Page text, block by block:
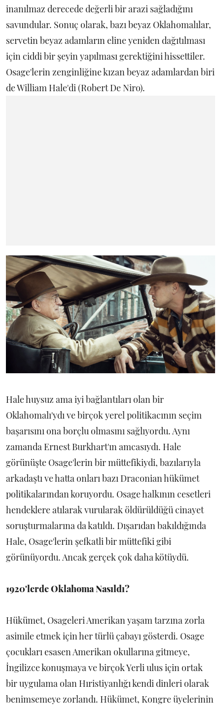
inanılmaz derecede değerli bir arazi sağladığını
savundular. Sonuç olarak, bazı beyaz Oklahomalılar,
servetin beyaz adamların eline yeniden dağıtılması
için ciddi bir şeyin yapılması gerektiğini hissettiler.
Osage'lerin zenginliğine kızan beyaz adamlardan biri
de William Hale'di (Robert De Niro).
Hale huysuz ama iyi bağlantıları olan bir
Oklahomalı'ydı ve birçok yerel politikacının seçim
başarısını ona borçlu olmasını sağlıyordu. Aynı
zamanda Ernest Burkhart'ın amcasıydı. Hale
görünüşte Osage'lerin bir müttefikiydi, bazılarıyla
arkadaştı ve hatta onları bazı Draconian hükümet
politikalarından koruyordu. Osage halkının cesetleri
hendeklere atılarak vurularak öldürüldüğü cinayet
soruşturmalarına da katıldı. Dışarıdan bakıldığında
Hale, Osage'lerin şefkatli bir müttefiki gibi
görünüyordu. Ancak gerçek çok daha kötüydü.
1920'lerde Oklahoma Nasıldı?
Hükümet, Osageleri Amerikan yaşam tarzına zorla
asimile etmek için her türlü çabayı gösterdi. Osage
çocukları esasen Amerikan okullarına gitmeye,
İngilizce konuşmaya ve birçok Yerli ulus için ortak
bir uygulama olan Hıristiyanlığı kendi dinleri olarak
benimsemeye zorlandı. Hükümet, Kongre üyelerinin